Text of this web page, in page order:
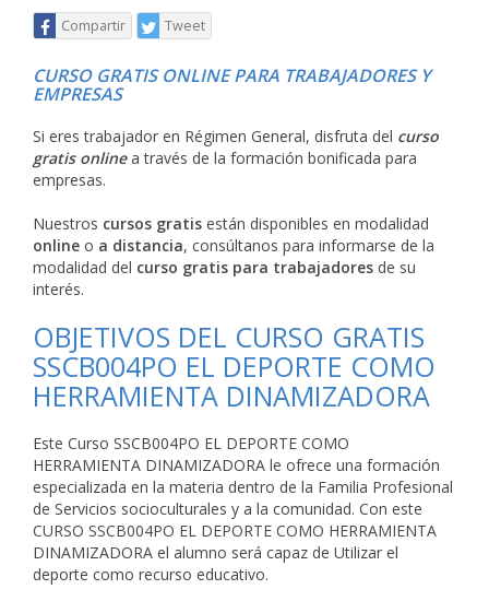
Compartir Tweet
CURSO GRATIS ONLINE PARA TRABAJADORES Y
EMPRESAS
Si eres trabajador en Régimen General, disfruta del curso
gratis onlinea través de la formación bonificada para
empresas.
Nuestros cursos gratis están disponibles en modalidad
online o a distancia, consúltanos para informarse de la
modalidad del curso gratis para trabajadores de su
interés.
OBJETIVOS DEL CURSO GRATIS
SSCB004PO EL DEPORTE COMO
HERRAMIENTA DINAMIZADORA
Este Curso SSCB004PO EL DEPORTE COMO
HERRAMIENTA DINAMIZADORA le ofrece una formación
especializada en la materia dentro de la Familia Profesional
de Servicios socioculturales y a la comunidad. Con este
CURSO SSCB004PO EL DEPORTE COMO HERRAMIENTA
DINAMIZADORA el alumno será capaz de Utilizar el
deporte como recurso educativo.